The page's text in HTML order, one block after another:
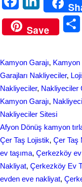
a
c
o
o
k
i
n
d
I
n
Save
r
Kamyon Garajı, Kamyon
Garajları Nakliyeciler,
Nakliyeciler, Nakliyeciler
Kamyon Garajı,
Nakliyeciler Sitesi
Afyon Dönüş kamyon
Çer Taş Lojistik, Çer Taş
ev taşıma, Çerkezköy ev
Nakliyat, Çerkezköy Ev
evden eve nakliyat,